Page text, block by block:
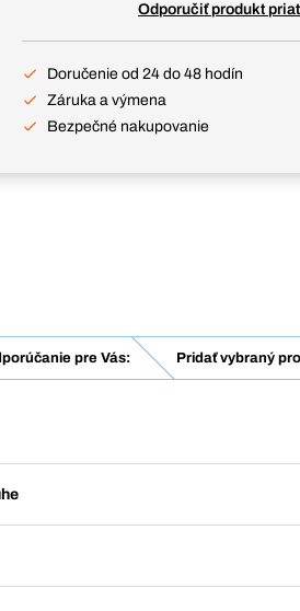
Odporučiť produkt
Doručenie od 24 do 48 hodín
Záruka a výmena
Bezpečné nakupovanie
pre Vás: Pridať vybraný